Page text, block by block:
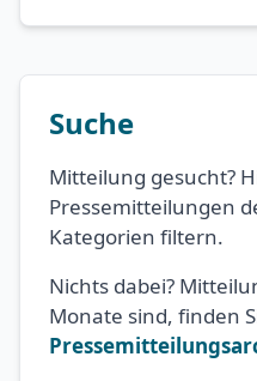
Suche
Mitteilung gesucht?
Pressemitteilungen
Kategorien filtern.
Nichts dabei?
Monate sind, finden